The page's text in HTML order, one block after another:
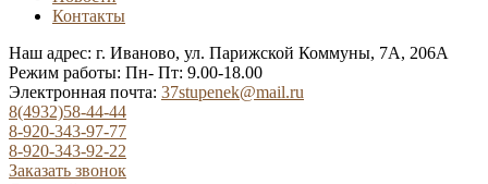
Контакты
Наш адрес: г. Иваново, ул. Парижской Коммуны, 7А, 206А
Режим работы: Пн- Пт: 9.00-18.00
Электронная почта: 37stupenek@mail.ru
8(4932)58-44-44
8-920-343-97-77
8-920-343-92-22
Заказать звонок